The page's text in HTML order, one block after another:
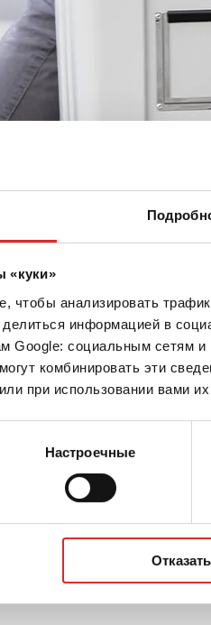
«куки»
анализировать
делиться информацией в
Google: социальным сетям
комбинировать эти
при использовании вами
Настроечные
контейнер для
контейнер для